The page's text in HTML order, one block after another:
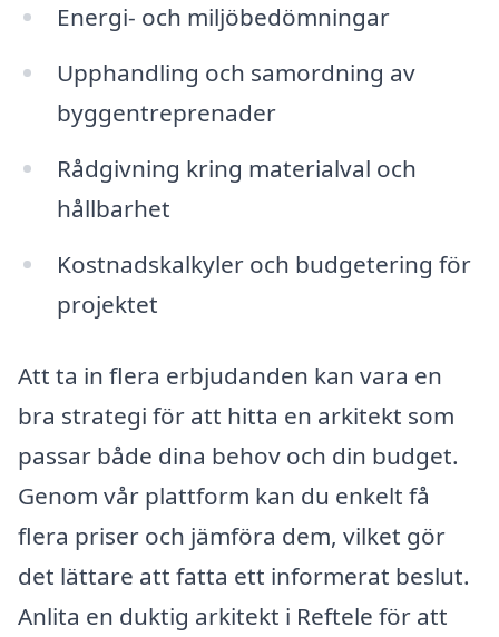
Energi- och miljöbedömningar
Upphandling och samordning av
byggentreprenader
Rådgivning kring materialval och
hållbarhet
Kostnadskalkyler och budgetering för
projektet
Att ta in flera erbjudanden kan vara en
bra strategi för att hitta en arkitekt som
passar både dina behov och din budget.
Genom vår plattform kan du enkelt få
flera priser och jämföra dem, vilket gör
det lättare att fatta ett informerat beslut.
Anlita en duktig arkitekt i Reftele för att